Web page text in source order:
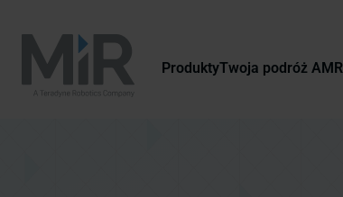
ProduktyTwoja podróż AMR